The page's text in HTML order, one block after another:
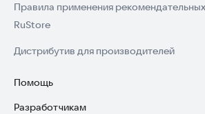
Правила применения
RuStore
Дистрибутив для производителей
Помощь
Установка RuStore на TV
Разработчикам